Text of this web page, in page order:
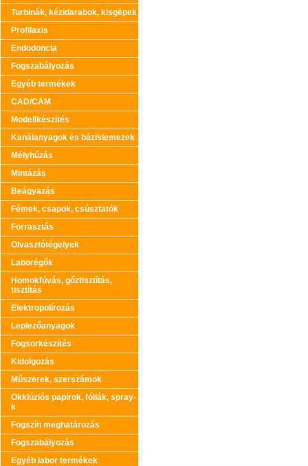
Turbinák, kézidarabok, kisgépek
Profilaxis
Endodoncia
Fogszabályozás
Egyéb termékek
CAD/CAM
Modellkészítés
Kanálanyagok és bázislemezek
Mélyhúzás
Mintázás
Beágyazás
Fémek, csapok, csúsztatók
Forrasztás
Olvasztótégelyek
Laborégők
Homokfúvás, gőztisztítás,
tisztítás
Elektropolírozás
Leplezőanyagok
Fogsorkészítés
Kidolgozás
Műszerek, szerszámok
Okklúziós papírok, fóliák, spray-
k
Fogszín meghatározás
Fogszabályozás
Egyéb labor termékek